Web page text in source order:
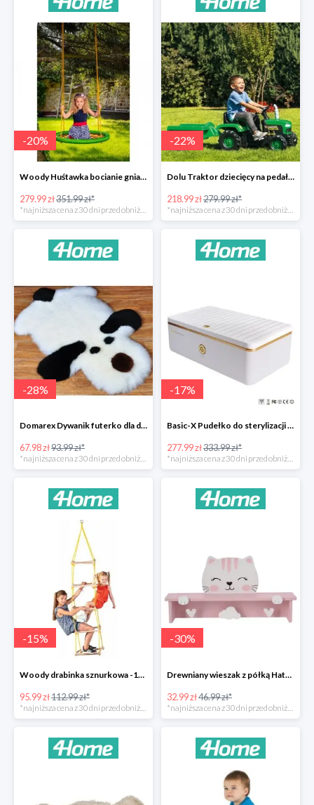
-20%
Woody Huśtawka bocianie gniazdo -20%
279.99 zł351.99 zł*
*najniższa cena z 30 dni przed obniżką
-22%
Dolu Traktor dziecięcy na pedały z przyczepką -22%
218.99 zł279.99 zł*
*najniższa cena z 30 dni przed obniżką
-28%
Domarex Dywanik futerko dla dzieci Pies czarno-biały -28%
67.98 zł93.99 zł*
*najniższa cena z 30 dni przed obniżką
-17%
Basic-X Pudełko do sterylizacji z ozonem -17%
277.99 zł333.99 zł*
*najniższa cena z 30 dni przed obniżką
-15%
Woody drabinka sznurkowa -15%
95.99 zł112.99 zł*
-30%
Drewniany wieszak z półką Hatu, kot -30%
32.99 zł46.99 zł*